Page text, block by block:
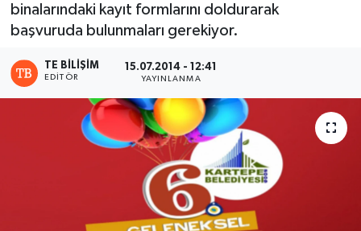
binalarındaki kayıt formlarını doldurarak
başvuruda bulunmaları gerekiyor.
TE BILIŞIM
EDITÖR
15.07.2014 - 12:41
YAYINLANMA